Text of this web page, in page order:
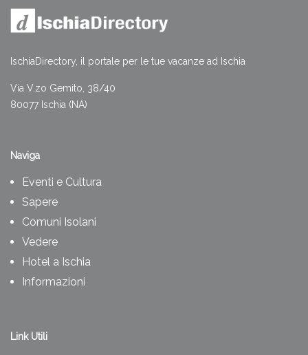
IschiaDirectory, il portale per le tue vacanze ad Ischia
Via V.zo Gemito, 38/40
80077 Ischia (NA)
Naviga
Eventi e Cultura
Sapere
Comuni Isolani
Vedere
Hotel a Ischia
Informazioni
Link Utili